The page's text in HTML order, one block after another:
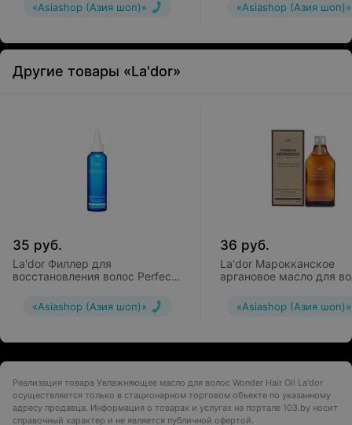
«Asiashop (Азия шоп)» «Asiashop (Азия шоп)»
Другие товары «La'dor»
35 руб.
La'dor Филлер для
восстановления волос Perfect
«Asiashop (Азия шоп)»
36 руб.
La'dor Марокканское
аргановое масло для
«Asiashop (Азия шоп)»
Реализация товара Увлажняющее масло для волос Wonder Hair Oil La'dor
осуществляется только в стационарном торговом объекте по указанному
адресу продавца. Информация о товарах и услугах на портале 103.by носит
справочный характер и не является публичной офертой.